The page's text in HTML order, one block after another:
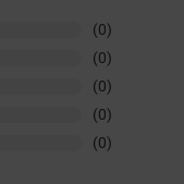
(0)
(0)
(0)
(0)
(0)